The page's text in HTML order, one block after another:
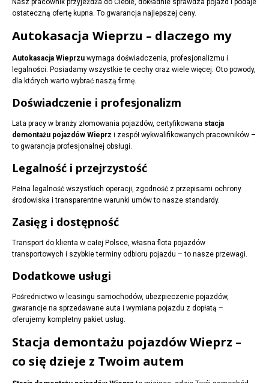
Nasz pracownik przyjeżdża do Ciebie, dokładnie sprawdza pojazd i podaje
ostateczną ofertę kupna. To gwarancja najlepszej ceny.
Autokasacja Wieprzu – dlaczego my
Autokasacja Wieprzu wymaga doświadczenia, profesjonalizmu i
legalności. Posiadamy wszystkie te cechy oraz wiele więcej. Oto powody,
dla których warto wybrać naszą firmę.
Doświadczenie i profesjonalizm
Lata pracy w branży złomowania pojazdów, certyfikowana stacja
demontażu pojazdów Wieprz i zespół wykwalifikowanych pracowników –
to gwarancja profesjonalnej obsługi.
Legalność i przejrzystość
Pełna legalność wszystkich operacji, zgodność z przepisami ochrony
środowiska i transparentne warunki umów to nasze standardy.
Zasięg i dostępność
Transport do klienta w całej Polsce, własna flota pojazdów
transportowych i szybkie terminy odbioru pojazdu – to nasze przewagi.
Dodatkowe usługi
Pośrednictwo w leasingu samochodów, ubezpieczenie pojazdów,
gwarancje na sprzedawane auta i wymiana pojazdu z dopłatą –
oferujemy kompletny pakiet usług.
Stacja demontażu pojazdów Wieprz –
co się dzieje z Twoim autem